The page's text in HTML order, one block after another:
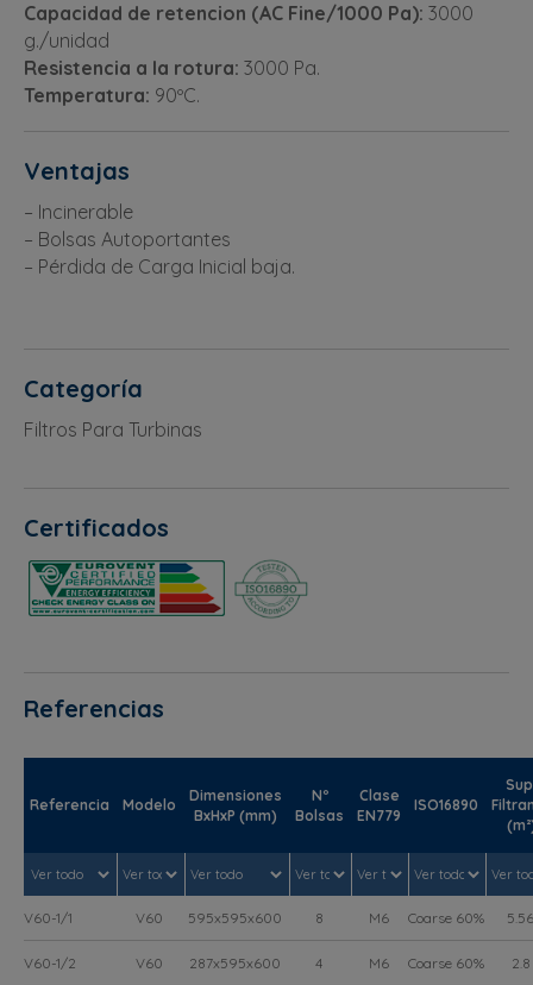
Capacidad de retencion (AC Fine/1000 Pa): 3000
g./unidad
Resistencia a la rotura: 3000 Pa.
Temperatura: 90ºC.
Ventajas
– Incinerable
– Bolsas Autoportantes
– Pérdida de Carga Inicial baja.
Categoría
Filtros Para Turbinas
Certificados
Referencias
Referencia Modelo
Dimensiones
BxHxP (mm)
Nº
Bolsas
Clase
EN779
ISO16890
V60-1/1 V60 595x595x600 8 M6 Coarse 60% 5.56
V60-1/2 V60 287x595x600 4 M6 Coarse 60% 2.8